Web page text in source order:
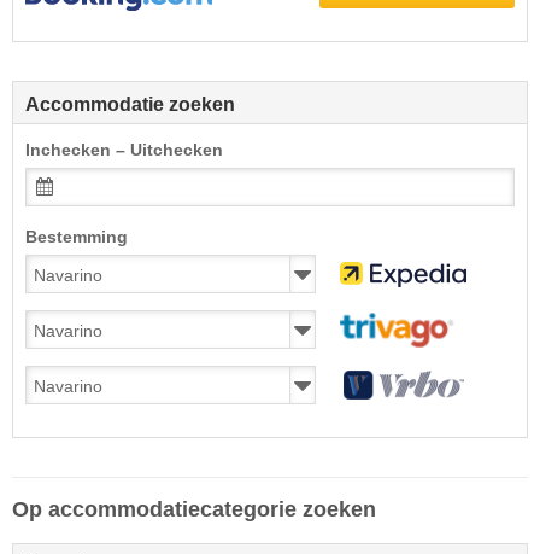
Accommodatie zoeken
Inchecken – Uitchecken
Bestemming
Op accommodatiecategorie zoeken